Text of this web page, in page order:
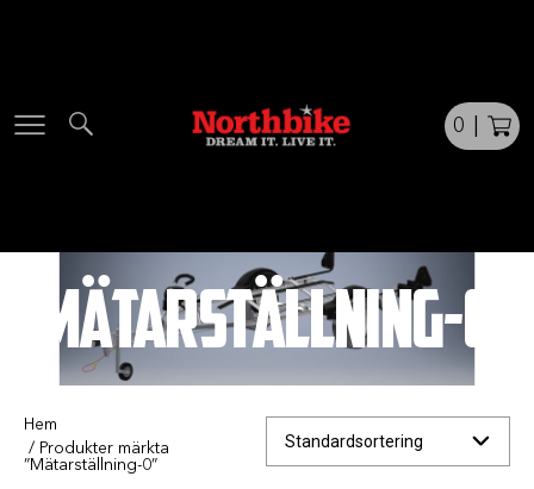
0
MÄTARSTÄLLNING-0
Hem
/ Produkter märkta
”Mätarställning-0”